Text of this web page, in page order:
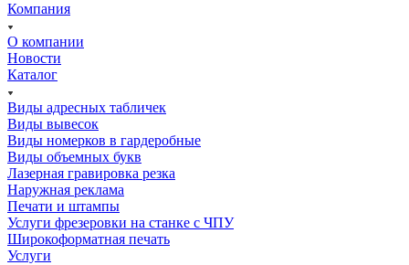
Компания
О компании
Новости
Каталог
Виды адресных табличек
Виды вывесок
Виды номерков в гардеробные
Виды объемных букв
Лазерная гравировка резка
Наружная реклама
Печати и штампы
Услуги фрезеровки на станке с ЧПУ
Широкоформатная печать
Услуги